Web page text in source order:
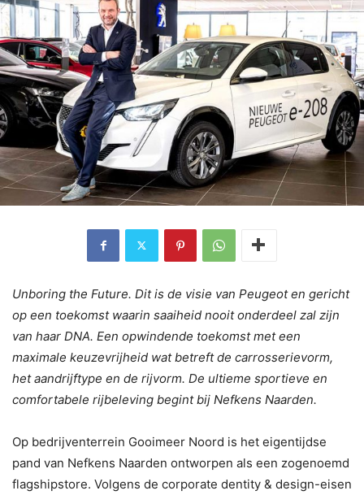
Unboring the Future. Dit is de visie van Peugeot en gericht
op een toekomst waarin saaiheid nooit onderdeel zal zijn
van haar DNA. Een opwindende toekomst met een
maximale keuzevrijheid wat betreft de carrosserievorm,
het aandrijftype en de rijvorm. De ultieme sportieve en
comfortabele rijbeleving begint bij Nefkens Naarden.
Op bedrijventerrein Gooimeer Noord is het eigentijdse
pand van Nefkens Naarden ontworpen als een zogenoemd
flagshipstore. Volgens de corporate dentity & design-eisen